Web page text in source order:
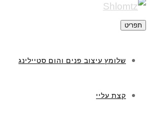
תפריט
שלומץ עיצוב פנים והום סטיילינג
קצת עליי